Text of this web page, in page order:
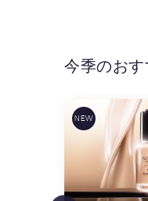
今季のおす